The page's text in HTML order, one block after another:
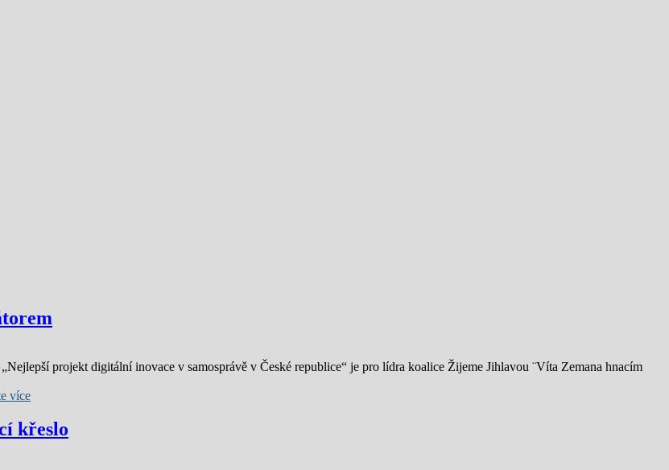
projekt digitální inovace v samosprávě v České republice“ je pro lídra koalice Žijeme Jihlavou ¨Víta Zemana hnacím
více
křeslo